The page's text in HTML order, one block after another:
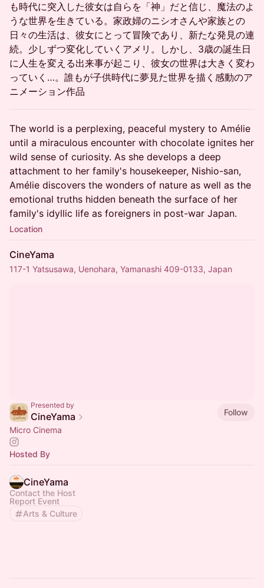
も時代に突入した彼女は自らを「神」だと信じ、魔法のよ
うな世界を生きている。家政婦のニシオさんや家族との
日々の生活は、彼女にとって冒険であり、新たな発見の連
続。少しずつ変化していくアメリ。しかし、3歳の誕生日
に人生を変える出来事が起こり、彼女の世界は大きく変わ
っていく…。誰もが子供時代に夢見た世界を描く感動のア
ニメーション作品
The world is a perplexing, peaceful mystery to Amélie
until a miraculous encounter with chocolate ignites her
wild sense of curiosity. As she develops a deep
attachment to her family's housekeeper, Nishio-san,
Amélie discovers the wonders of nature as well as the
emotional truths hidden beneath the surface of her
family's idyllic life as foreigners in post-war Japan.
Location
CineYama
117-1 Yatsusawa, Uenohara, Yamanashi 409-0133, Japan
Presented by
CineYama
Follow
Micro Cinema
Hosted By
CineYama
Contact the Host
Report Event
Arts & Culture